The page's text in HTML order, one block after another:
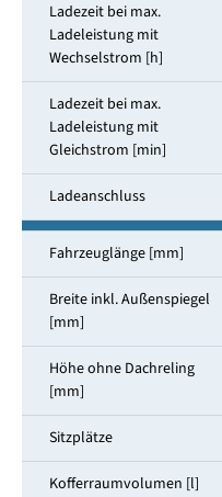
Ladezeit bei max.
Ladeleistung mit
Wechselstrom [h]
Ladezeit bei max.
Ladeleistung mit
Gleichstrom [min]
Ladeanschluss
Fahrzeuglänge [mm]
Breite inkl. Außenspiegel
[mm]
Höhe ohne Dachreling
[mm]
Sitzplätze
Kofferraumvolumen [l]